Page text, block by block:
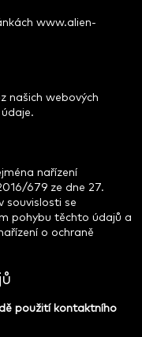
www.alien-
našich webových
nařízení
679 ze dne 27.
souvislosti se
pohybu těchto údajů a
o ochraně
použití kontaktního